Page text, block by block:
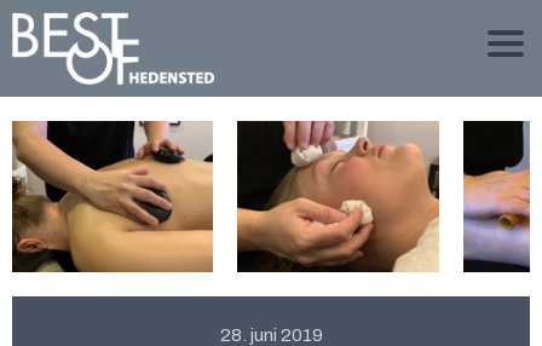
28. juni 2019